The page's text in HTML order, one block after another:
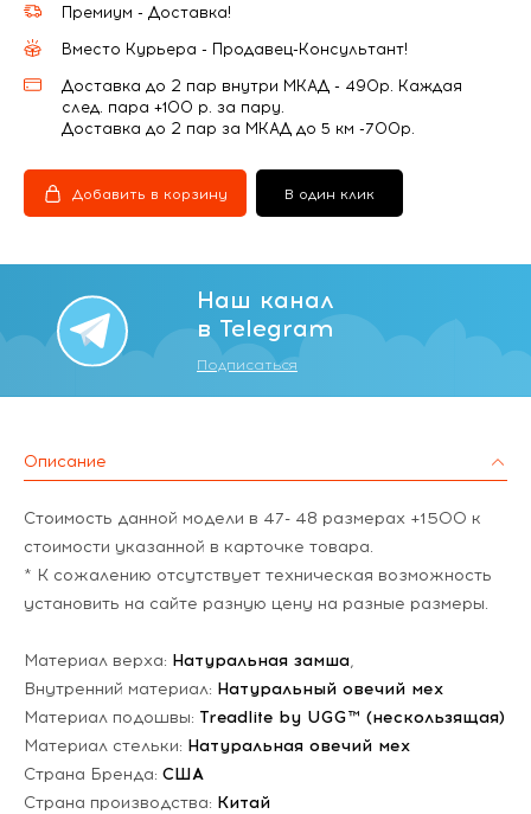
Премиум - Доставка!
Вместо Курьера - Продавец-Консультант!
Доставка до 2 пар внутри МКАД - 490р. Каждая
след. пара +100 р. за пару.
Доставка до 2 пар за МКАД до 5 км -700р.
Добавить в корзину В один клик
Наш канал
в Telegram
Подписаться
Описание
Стоимость данной модели в 47- 48 размерах +1500 к
стоимости указанной в карточке товара.
* К сожалению отсутствует техническая возможность
установить на сайте разную цену на разные размеры.
Материал верха: Натуральная замша,
Внутренний материал: Натуральный овечий мех
Материал подошвы: Treadlite by UGG™ (нескользящая)
Материал стельки: Натуральная овечий мех
Страна Бренда: США
Страна производства: Китай